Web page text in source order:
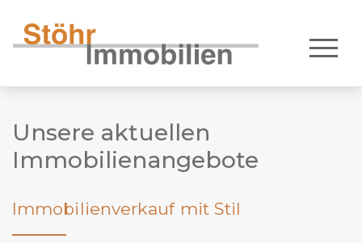
Unsere aktuellen
Immobilienangebote
Immobilienverkauf mit Stil